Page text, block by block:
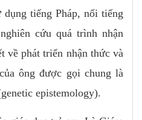
tiếng Pháp, nổi tiếng
cứu quá trình nhận
về phát triển nhận thức và
ông được gọi chung là
epistemology).